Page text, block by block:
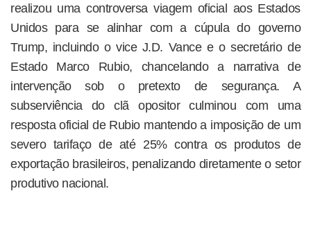
realizou uma controversa viagem oficial aos Estados
Unidos para se alinhar com a cúpula do governo
Trump, incluindo o vice J.D. Vance e o secretário de
Estado Marco Rubio, chancelando a narrativa de
intervenção sob o pretexto de segurança. A
subserviência do clã opositor culminou com uma
resposta oficial de Rubio mantendo a imposição de um
severo tarifaço de até 25% contra os produtos de
exportação brasileiros, penalizando diretamente o setor
produtivo nacional.